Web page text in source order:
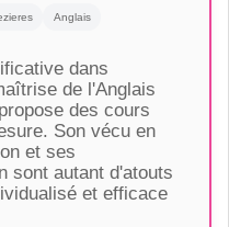
Anglais
dans
de l'Anglais
des cours
Son vécu en
et ses
sont autant d'atouts
et efficace